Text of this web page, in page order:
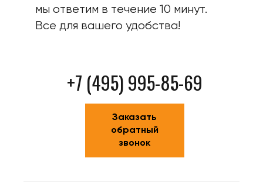
мы ответим в течение 10 минут.
Все для вашего удобства!
+7 (495) 995-85-69
Заказать
обратный
звонок